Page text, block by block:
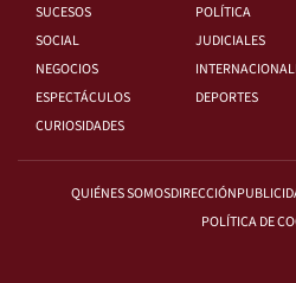
SUCESOS
POLÍTICA
SOCIAL
JUDICIALES
NEGOCIOS
ESPECTÁCULOS
DEPORTES
CURIOSIDADES
QUIÉNES SOMOSDIRECCIÓN
POLÍTICA DE